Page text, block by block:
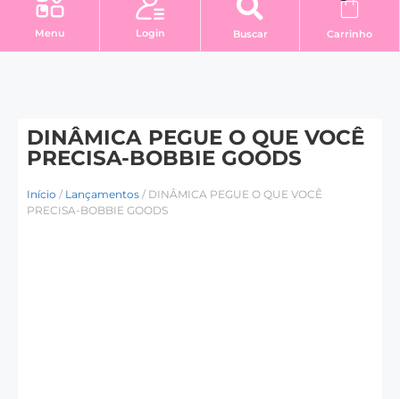
Menu Login Buscar Carrinho
DINÂMICA PEGUE O QUE VOCÊ
PRECISA-BOBBIE GOODS
Início / Lançamentos / DINÂMICA PEGUE O QUE VOCÊ
PRECISA-BOBBIE GOODS